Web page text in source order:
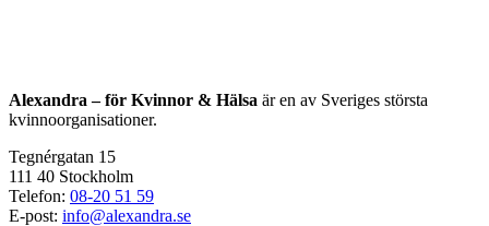
Alexandra – för Kvinnor & Hälsa är en av Sveriges största
kvinnoorganisationer.
Tegnérgatan 15
111 40 Stockholm
Telefon: 08-20 51 59
E-post: info@alexandra.se